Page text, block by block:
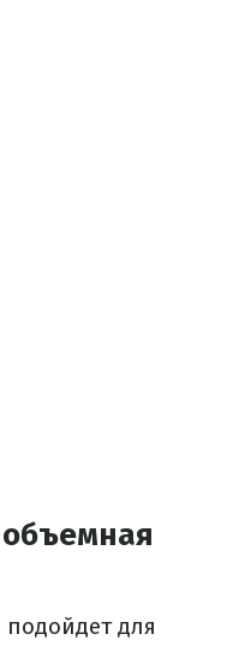
для